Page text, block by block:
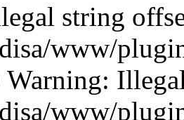
string
www/
www/